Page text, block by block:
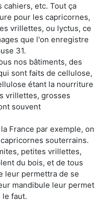
cahiers, etc. Tout ça
pour les capricornes,
vrillettes, ou lyctus, ce
que l'on enregistre
31.
nos bâtiments, des
sont faits de cellulose,
étant la nourriture
vrillettes, grosses
souvent
France par exemple, on
souterrains.
petites vrillettes,
du bois, et de tous
leur permettra de se
mandibule leur permet
le faut.